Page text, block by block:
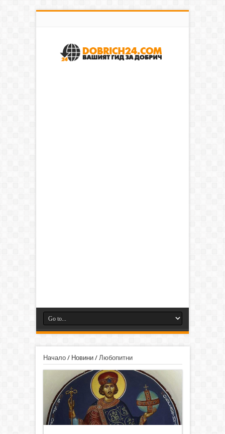
Начало/ Новини/ Любопитни